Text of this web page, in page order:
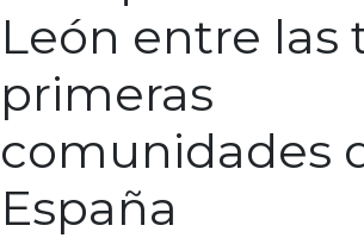
León entre las
primeras
comunidades
España